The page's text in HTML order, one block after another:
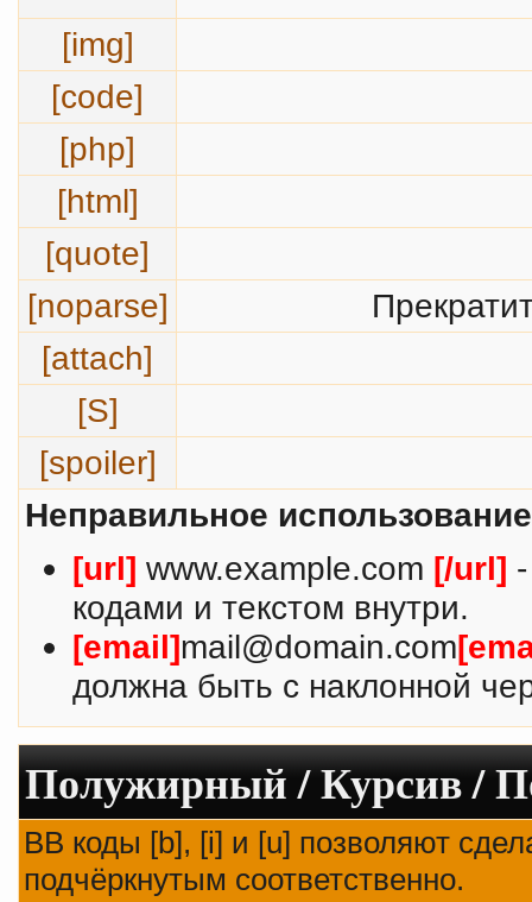
[img]
[code]
[php]
[html]
[quote]
[noparse]
[attach]
[S]
[spoiler]
Неправильное
[url] www.example.com [/url]
кодами и текстом внутри.
[email]mail@domain.com
должна быть с наклонной
Полужирный / Курсив /
BB коды [b], [i] и [u] позволяют
подчёркнутым соответственно.